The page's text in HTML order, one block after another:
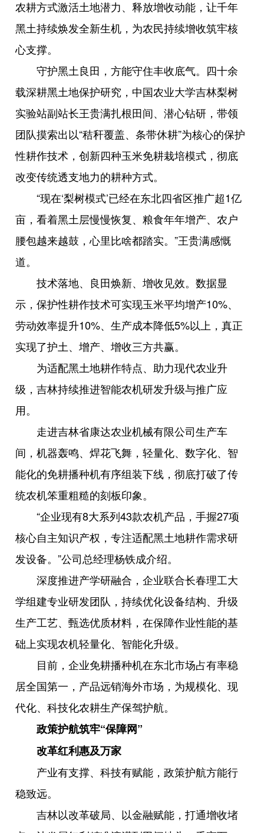
农耕方式激活土地潜力、释放增收动能，让千年
黑土持续焕发全新生机，为农民持续增收筑牢核
心支撑。
守护黑土良田，方能守住丰收底气。四十余
载深耕黑土地保护研究，中国农业大学吉林梨树
实验站副站长王贵满扎根田间、潜心钻研，带领
团队摸索出以“秸秆覆盖、条带休耕”为核心的保护
性耕作技术，创新四种玉米免耕栽培模式，彻底
改变传统透支地力的耕种方式。
“现在‘梨树模式’已经在东北四省区推广超1亿
亩，看着黑土层慢慢恢复、粮食年年增产、农户
腰包越来越鼓，心里比啥都踏实。”王贵满感慨
道。
技术落地、良田焕新、增收见效。数据显
示，保护性耕作技术可实现玉米平均增产10%、
劳动效率提升10%、生产成本降低5%以上，真正
实现了护土、增产、增收三方共赢。
为适配黑土地耕作特点、助力现代农业升
级，吉林持续推进智能农机研发升级与推广应
用。
走进吉林省康达农业机械有限公司生产车
间，机器轰鸣、焊花飞舞，轻量化、数字化、智
能化的免耕播种机有序组装下线，彻底打破了传
统农机笨重粗糙的刻板印象。
“企业现有8大系列43款农机产品，手握27项
核心自主知识产权，专注适配黑土地耕作需求研
发设备。”公司总经理杨铁成介绍。
深度推进产学研融合，企业联合长春理工大
学组建专业研发团队，持续优化设备结构、升级
生产工艺、甄选优质材料，在保障作业性能的基
础上实现农机轻量化、智能化升级。
目前，企业免耕播种机在东北市场占有率稳
居全国第一，产品远销海外市场，为规模化、现
代化、科技化农耕生产保驾护航。
政策护航筑牢“保障网”
改革红利惠及万家
产业有支撑、科技有赋能，政策护航方能行
稳致远。
吉林以改革破局、以金融赋能，打通增收堵